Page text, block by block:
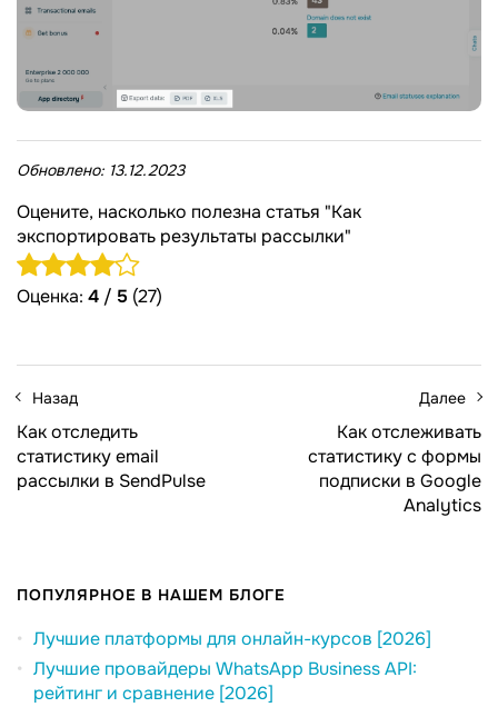
Обновлено: 13.12.2023
Оцените, насколько полезна статья "Как
экспортировать результаты рассылки"
Оценка: 4 / 5 (27)
Назад
Как отследить
статистику email
рассылки в SendPulse
Далее
Как отслеживать
статистику с формы
подписки в Google
Analytics
ПОПУЛЯРНОЕ В НАШЕМ БЛОГЕ
Лучшие платформы для онлайн-курсов [2026]
Лучшие провайдеры WhatsApp Business API:
рейтинг и сравнение [2026]